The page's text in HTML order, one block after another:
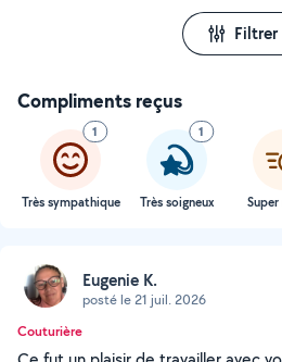
Filtrer
Compliments reçus
1
Très sympathique
1
Très soigneux
Eugenie K.
posté le 21 juil. 2026
Couturière